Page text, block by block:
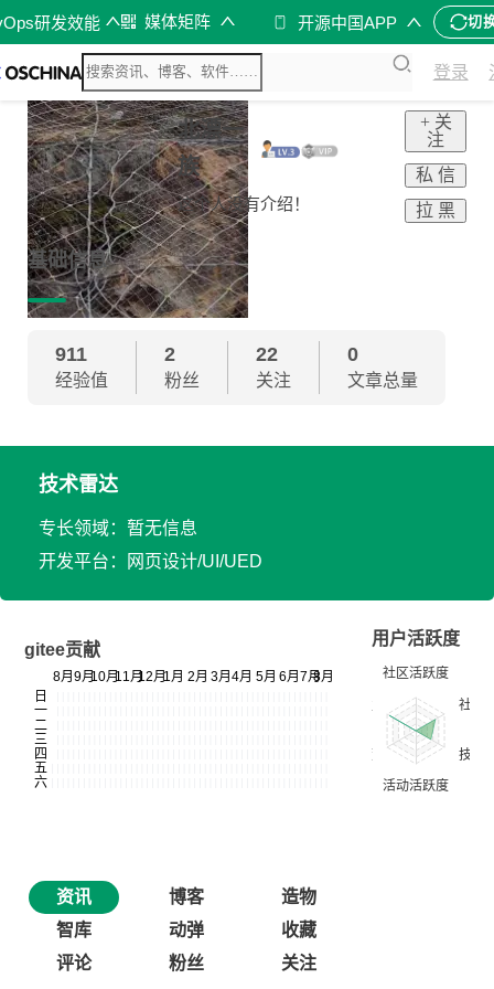
研发效能 媒体矩阵 开源中国APP 切
登录
北漂一
族
这个人没有介绍！
+ 关
注
私 信
拉 黑
基础信息
911
经验值
2
粉丝
22
关注
0
文章总量
技术雷达
专长领域：暂无信息
开发平台：网页设计/UI/UED
gitee贡献
用户活跃度
资讯 博客
造物
智库
动弹
收藏
评论
粉丝 关注